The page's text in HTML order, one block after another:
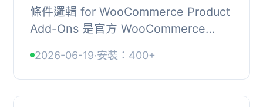
條件邏輯 for WooCommerce Product
Add-Ons 是官方 WooCommerce
此擴充，您可以為附加選項設定條件邏
輯，根據用戶選擇、填...
2026-06-19·安裝：400+